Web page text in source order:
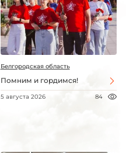
Белгородская область
Помним и гордимся!
5 августа 2026 84